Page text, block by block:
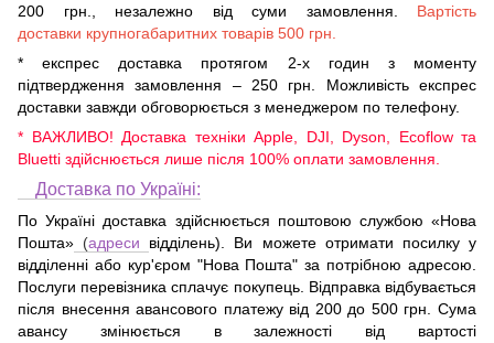
200 грн., незалежно від суми замовлення. Вартість
доставки крупногабаритних товарів 500 грн.
* експрес доставка протягом 2-х годин з моменту
підтвердження замовлення – 250 грн. Можливість експрес
доставки завжди обговорюється з менеджером по телефону.
* ВАЖЛИВО! Доставка техніки Apple, DJI, Dyson, Ecoflow та
Bluetti здійснюється лише після 100% оплати замовлення.
Доставка по Україні:
По Україні доставка здійснюється поштовою службою «Нова
Пошта» (адреси
відділень). Ви можете отримати посилку у
відділенні або кур'єром "Нова Пошта" за потрібною адресою.
Послуги перевізника сплачує покупець. Відправка відбувається
після внесення авансового платежу від 200 до 500 грн. Сума
авансу змінюється в залежності від вартості